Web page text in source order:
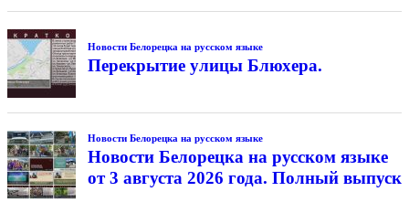
Новости Белорецка на русском языке
Перекрытие улицы Блюхера.
Новости Белорецка на русском языке
Новости Белорецка на русском языке
от 3 августа 2026 года. Полный выпуск